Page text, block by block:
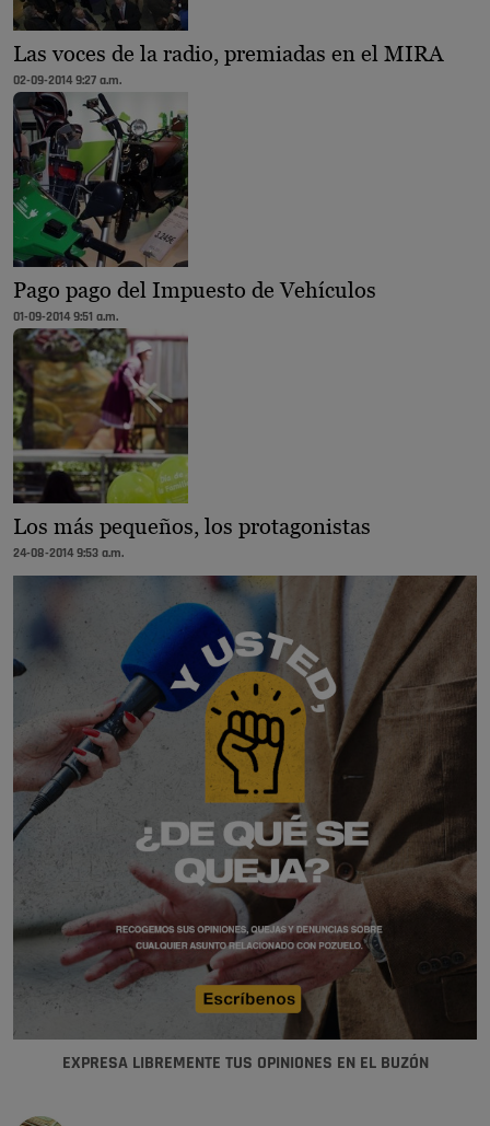
Las voces de la radio, premiadas en el MIRA
02-09-2014 9:27 a.m.
Pago pago del Impuesto de Vehículos
01-09-2014 9:51 a.m.
Los más pequeños, los protagonistas
24-08-2014 9:53 a.m.
EXPRESA LIBREMENTE TUS OPINIONES EN EL BUZÓN